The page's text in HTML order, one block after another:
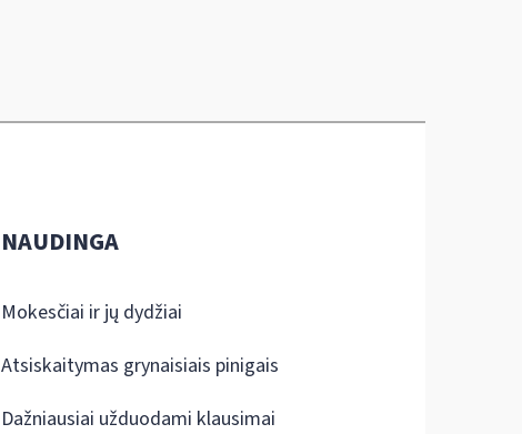
NAUDINGA
Mokesčiai ir jų dydžiai
Atsiskaitymas grynaisiais pinigais
Dažniausiai užduodami klausimai